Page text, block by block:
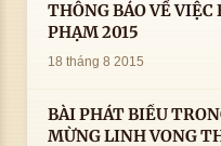
THÔNG BÁO VỀ VIỆC HỖ TRỢ GIẢI QUẦN VỢT HỌ
PHẠM 2015
18 tháng 8 2015
BÀI PHÁT BIỂU
MỪNG LINH VONG